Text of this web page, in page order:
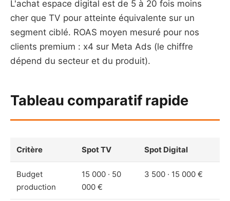
L'achat espace digital est de 5 à 20 fois moins
cher que TV pour atteinte équivalente sur un
segment ciblé. ROAS moyen mesuré pour nos
clients premium : x4 sur Meta Ads (le chiffre
dépend du secteur et du produit).
Tableau comparatif rapide
Critère Spot TV Spot Digital
Budget
production
15 000 · 50
000 €
3 500 · 15 000 €